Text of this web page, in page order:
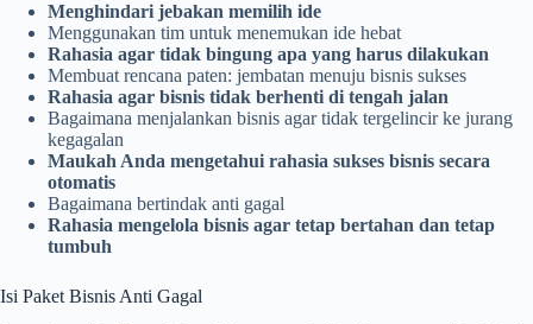
Menghindari jebakan memilih ide
Menggunakan tim untuk menemukan ide hebat
Rahasia agar tidak bingung apa yang harus dilakukan
Membuat rencana paten: jembatan menuju bisnis sukses
Rahasia agar bisnis tidak berhenti di tengah jalan
Bagaimana menjalankan bisnis agar tidak tergelincir ke jurang
kegagalan
Maukah Anda mengetahui rahasia sukses bisnis secara
otomatis
Bagaimana bertindak anti gagal
Rahasia mengelola bisnis agar tetap bertahan dan tetap
tumbuh
Isi Paket Bisnis Anti Gagal